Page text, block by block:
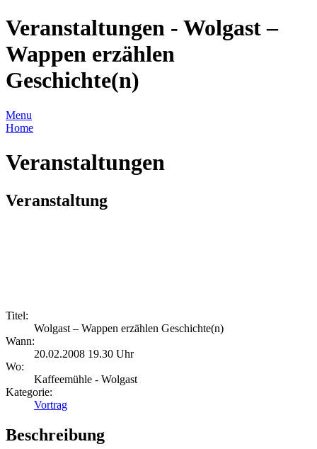
Veranstaltungen - Wolgast –
Wappen erzählen
Geschichte(n)
Menu
Home
Veranstaltungen
Veranstaltung
Titel:
Wolgast – Wappen erzählen Geschichte(n)
Wann:
20.02.2008 19.30 Uhr
Wo:
Kaffeemühle - Wolgast
Kategorie:
Vortrag
Beschreibung